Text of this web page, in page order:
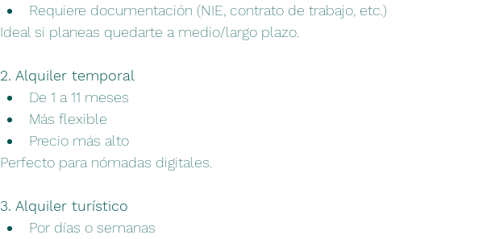
Requiere documentación (NIE, contrato de trabajo, etc.)
Ideal si planeas quedarte a medio/largo plazo.
2. Alquiler temporal
De 1 a 11 meses
Más flexible
Precio más alto
Perfecto para nómadas digitales.
3. Alquiler turístico
Por días o semanas